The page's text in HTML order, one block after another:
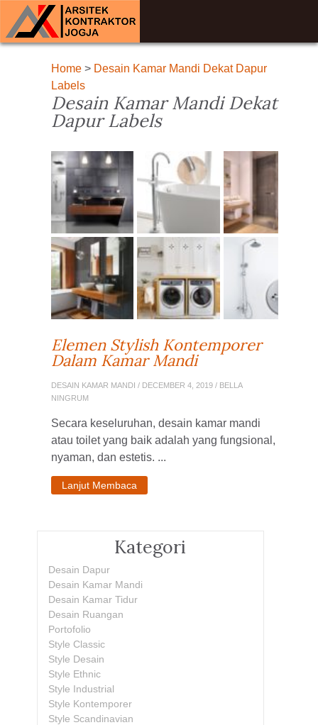
Home> Desain Kamar Mandi Dekat Dapur
Labels
Desain Kamar Mandi Dekat
Dapur Labels
Elemen Stylish Kontemporer
Dalam Kamar Mandi
DESAIN KAMAR MANDI / DECEMBER 4, 2019 / BELLA
NINGRUM
Secara keseluruhan, desain kamar mandi
atau toilet yang baik adalah yang fungsional,
nyaman, dan estetis. ...
Lanjut Membaca
Kategori
Desain Dapur
Desain Kamar Mandi
Desain Kamar Tidur
Desain Ruangan
Portofolio
Style Classic
Style Desain
Style Ethnic
Style Industrial
Style Kontemporer
Style Scandinavian